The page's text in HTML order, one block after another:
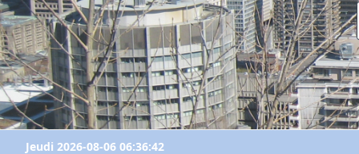
Jeudi 2026-08-06 06:36:42